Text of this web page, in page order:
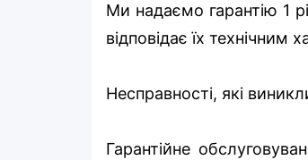
Ми надаємо гарантію 1
відповідає їх технічним
Несправності, які
Гарантійне